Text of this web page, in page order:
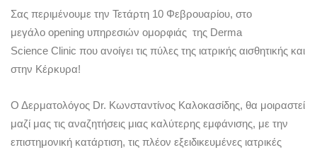
Σας περιμένουμε την Τετάρτη 10 Φεβρουαρίου, στο
μεγάλο opening υπηρεσιών ομορφιάς της Derma
Science Clinic που ανοίγει τις πύλες της ιατρικής αισθητικής και
στην Κέρκυρα!
Ο Δερματολόγος Dr. Kωνσταντίνος Καλοκασίδης, θα μοιραστεί
μαζί μας τις αναζητήσεις μιας καλύτερης εμφάνισης, με την
επιστημονική κατάρτιση, τις πλέον εξειδικευμένες ιατρικές